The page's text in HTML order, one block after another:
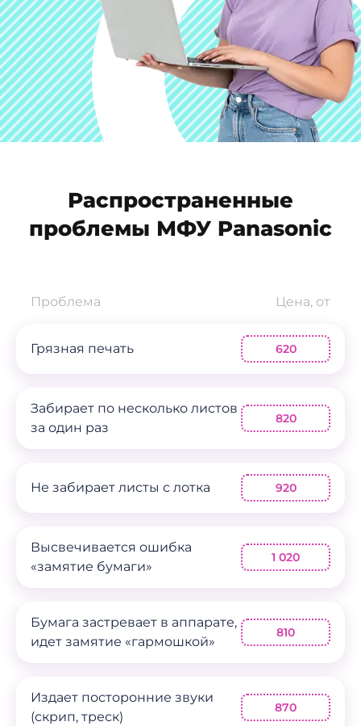
Распространенные
проблемы МФУ Panasonic
Проблема Цена, от
Грязная печать 620
Забирает по несколько листов
за один раз
820
Не забирает листы с лотка 920
Высвечивается ошибка
«замятие бумаги»
1 020
Бумага застревает в аппарате,
идет замятие «гармошкой»
810
Издает посторонние звуки
(скрип, треск)
870